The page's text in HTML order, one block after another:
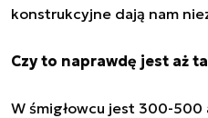
konstrukcyjne dają nam
Czy to naprawdę jest aż
W śmigłowcu jest 300-